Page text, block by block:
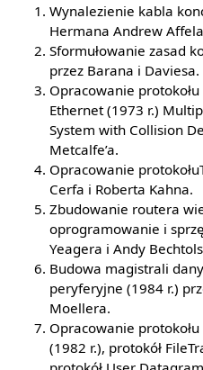
Wynalezienie kabla
Hermana Andrew
Sformułowanie zasad
przez Barana i Daviesa.
Opracowanie
Ethernet (1973 r.)
System with Collision
Metcalfe’a.
Opracowanie
Cerfa i Roberta Kahna.
Zbudowanie routera
oprogramowanie i
Yeagera i Andy
Budowa magistrali
peryferyjne (1984 r.)
Moellera.
Opracowanie
(1982 r.), protokół